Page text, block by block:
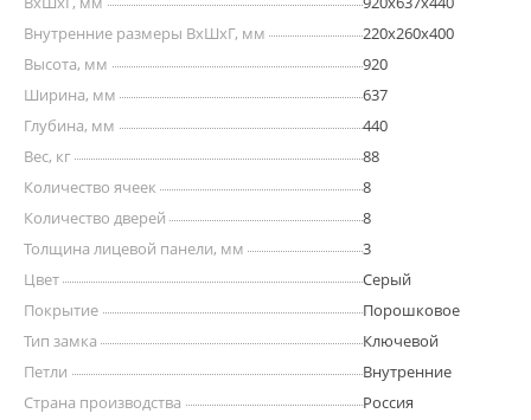
Внутренние размеры ВхШхГ, мм
220x260x400
Высота, мм
920
Ширина, мм
637
Глубина, мм
440
Вес, кг
88
Количество ячеек
8
Количество дверей
8
Толщина лицевой панели, мм
3
Цвет
Серый
Покрытие
Порошковое
Тип замка
Ключевой
Петли
Внутренние
Страна производства
Россия